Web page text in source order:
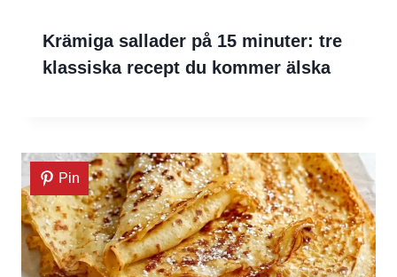
Krämiga sallader på 15 minuter: tre
klassiska recept du kommer älska
Pin